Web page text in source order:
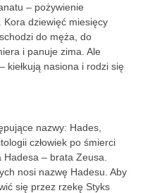
– pożywienie
Kora dziewięć miesięcy
do męża, do
i panuje zima. Ale
kiełkują nasiona i rodzi się
nazwy: Hades,
człowiek po śmierci
– brata Zeusa.
nosi nazwę Hadesu. Aby
się przez rzekę Styks